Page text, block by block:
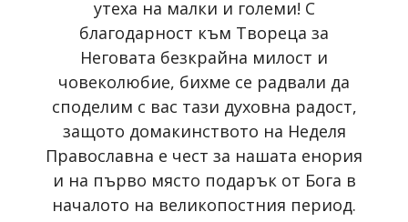
утеха на малки и големи! С
благодарност към Твореца за
Неговата безкрайна милост и
човеколюбие, бихме се радвали да
споделим с вас тази духовна радост,
защото домакинството на Неделя
Православна е чест за нашата енория
и на първо място подарък от Бога в
началото на великопостния период.